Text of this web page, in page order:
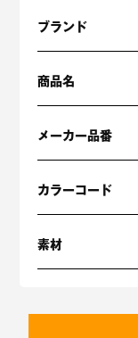
ブランド
商品名
メーカー品番
カラーコード
素材